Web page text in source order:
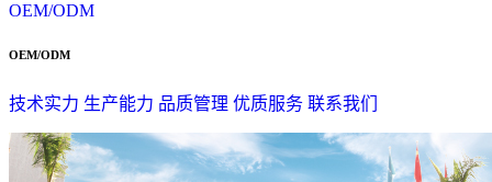
OEM/ODM
OEM/ODM
技术实力 生产能力 品质管理 优质服务 联系我们